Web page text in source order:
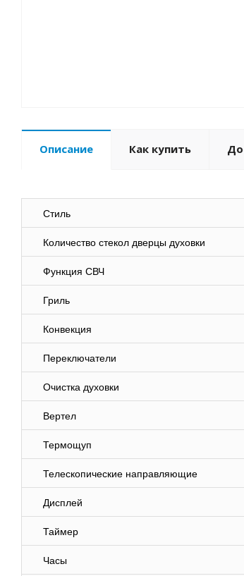
Описание Как купить
Стиль
Количество стекол дверцы духовки
Функция СВЧ
Гриль
Конвекция
Переключатели
Очистка духовки
Вертел
Термощуп
Телескопические направляющие
Дисплей
Таймер
Часы